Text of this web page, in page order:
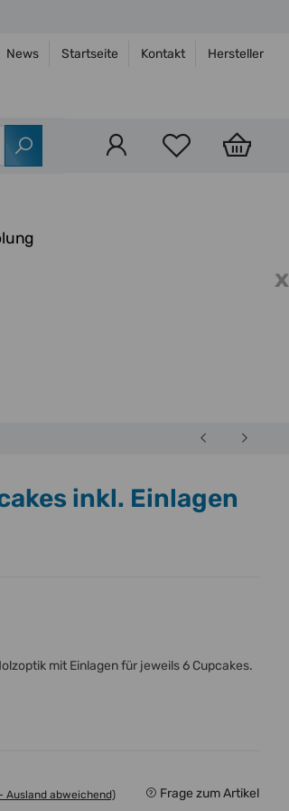
News Startseite Kontakt Hersteller
x
inkl. Einlagen
mit Einlagen für jeweils 6 Cupcakes.
Ausland abweichend) Frage zum Artikel